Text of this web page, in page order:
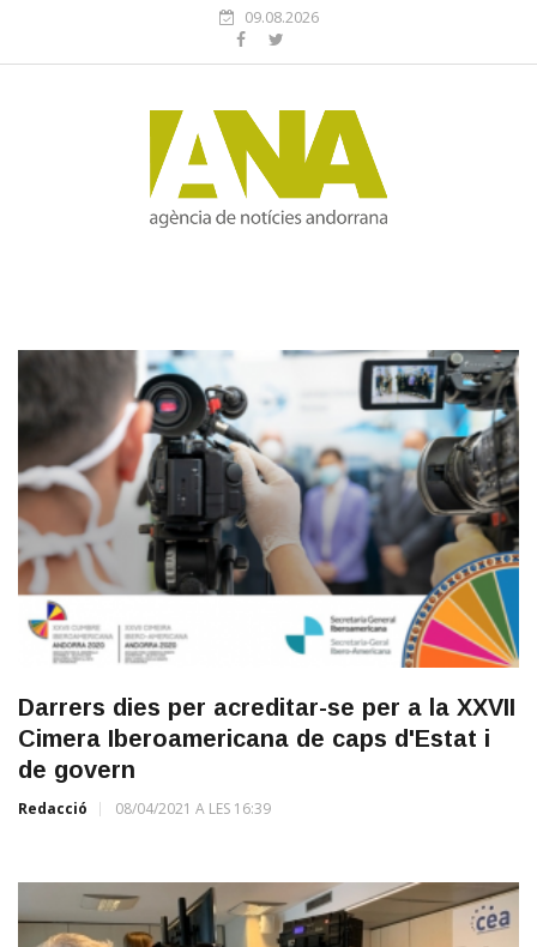
09.08.2026
Darrers dies per acreditar-se per a la XXVII
Cimera Iberoamericana de caps d'Estat i
de govern
Redacció 08/04/2021 A LES 16:39